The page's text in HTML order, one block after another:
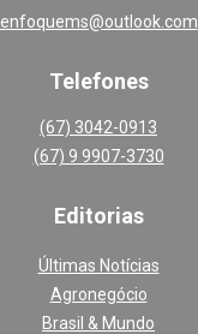
enfoquems@outlook.com
Telefones
(67) 3042-0913
(67) 9 9907-3730
Editorias
Últimas Notícias
Agronegócio
Brasil & Mundo